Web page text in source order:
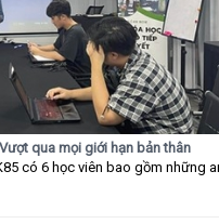
qua mọi giới hạn bản thân
có 6 học viên bao gồm những